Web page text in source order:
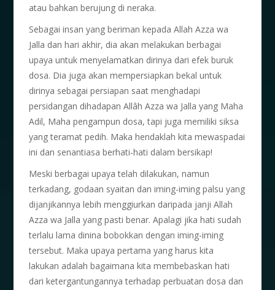
atau bahkan berujung di neraka.
Sebagai insan yang beriman kepada Allah Azza wa
Jalla dan hari akhir, dia akan melakukan berbagai
upaya untuk menyelamatkan dirinya dari efek buruk
dosa. Dia juga akan mempersiapkan bekal untuk
dirinya sebagai persiapan saat menghadapi
persidangan dihadapan Allâh Azza wa Jalla yang Maha
Adil, Maha pengampun dosa, tapi juga memiliki siksa
yang teramat pedih. Maka hendaklah kita mewaspadai
ini dan senantiasa berhati-hati dalam bersikap!
Meski berbagai upaya telah dilakukan, namun
terkadang, godaan syaitan dan iming-iming palsu yang
dijanjikannya lebih menggiurkan daripada janji Allah
Azza wa Jalla yang pasti benar. Apalagi jika hati sudah
terlalu lama dinina bobokkan dengan iming-iming
tersebut. Maka upaya pertama yang harus kita
lakukan adalah bagaimana kita membebaskan hati
dari ketergantungannya terhadap perbuatan dosa dan